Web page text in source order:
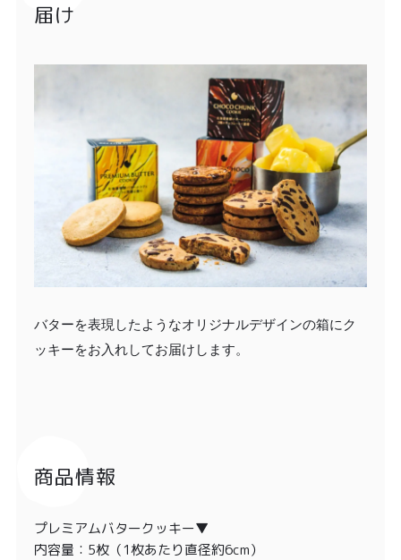
届け
バターを表現したようなオリジナルデザインの箱にク
ッキーをお入れしてお届けします。
商品情報
プレミアムバタークッキー▼
内容量：5枚（1枚あたり直径約6cm）